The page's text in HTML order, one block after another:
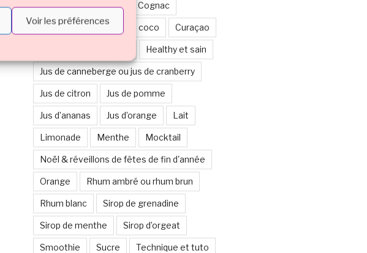
Voir les préférences
Cocktail multicolore Cognac
Cointreau Crème de coco Curaçao
Healthy et sain
Jus de canneberge ou jus de cranberry
Jus de citron Jus de pomme
Jus d’ananas Jus d’orange Lait
Limonade Menthe Mocktail
Noël & réveillons de fêtes de fin d'année
Orange Rhum ambré ou rhum brun
Rhum blanc Sirop de grenadine
Sirop de menthe Sirop d’orgeat
Smoothie Sucre Technique et tuto